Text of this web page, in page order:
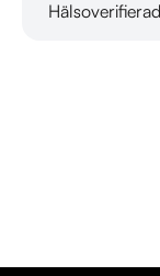
Telefontider:
Läs mer om